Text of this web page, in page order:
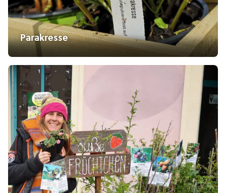
Parakresse